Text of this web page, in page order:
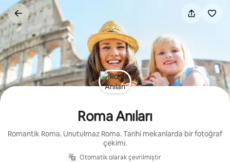
İçeriğe
atla
Roma Anıları
Romantik Roma. Unutulmaz Roma. Tarihi mekanlarda bir fotoğraf
çekimi.
Otomatik olarak çevrilmiştir